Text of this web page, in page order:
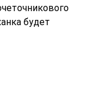
будет